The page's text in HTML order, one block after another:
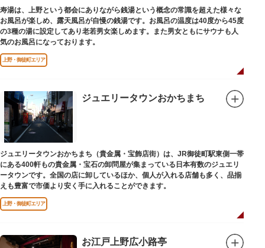
ィア団体により大切に維持・保存されています。
寿湯は、上野という都会にありながら銭湯という概念の常識を超えた様々な
お風呂が楽しめ、露天風呂が自慢の銭湯です。お風呂の温度は40度から45度
の3種の湯に設定してあり老若男女楽しめます。また男女ともにサウナも人
気のお風呂になっております。
上野・御徒町エリア
ジュエリータウンおかちまち
ジュエリータウンおかちまち（貴金属・宝飾店街）は、JR御徒町駅東側一帯
にある400軒もの貴金属・宝石の卸問屋が集まっている日本有数のジュエリ
ータウンです。全国の店に卸しているほか、個人が入れる店舗も多く、品揃
えも豊富で市価より安く手に入れることができます。
上野・御徒町エリア
お江戸上野広小路亭